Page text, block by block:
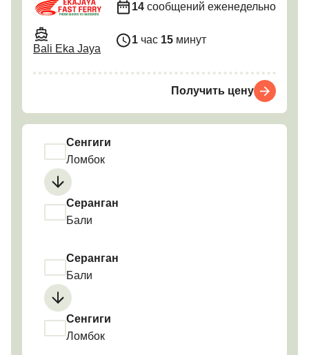
Bali Eka Jaya
14 сообщений еженедельно
1 час 15 минут
Получить цену
Сенгиги
Ломбок
Серанган
Бали
Серанган
Бали
Сенгиги
Ломбок